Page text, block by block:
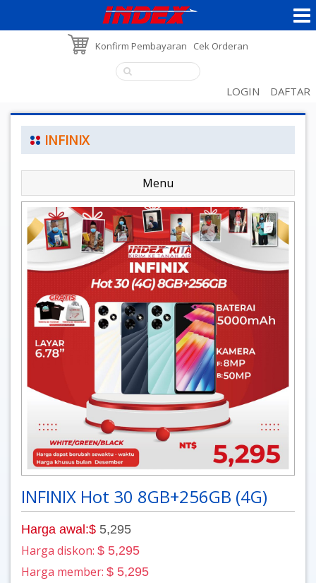
Konfirm Pembayaran Cek Orderan
LOGIN DAFTAR
INFINIX
Menu
INFINIX Hot 30 8GB+256GB (4G)
Harga awal:$ 5,295
Harga diskon: $ 5,295
Harga member: $ 5,295